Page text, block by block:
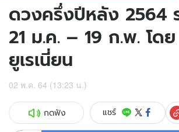
ดวงครึ่งปีหลัง 2564
21 ม.ค. – 19 ก.พ. โด
ยูเรเนี่ยน
02 พ.ค. 64 (13:23 น.)
กดฟัง แชร์